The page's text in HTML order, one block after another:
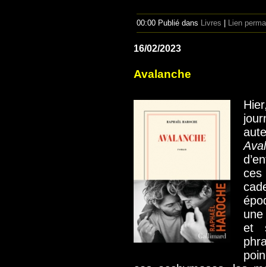
00:00 Publié dans Livres Lien
16/02/2023
Avalanche
et